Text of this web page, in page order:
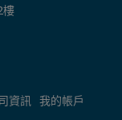
樓
資訊 我的帳戶